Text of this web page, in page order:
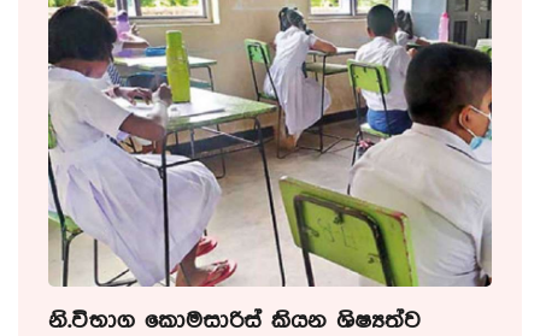
නි.විභාග කොමසාරිස් කියන ශිෂ්‍යත්ව